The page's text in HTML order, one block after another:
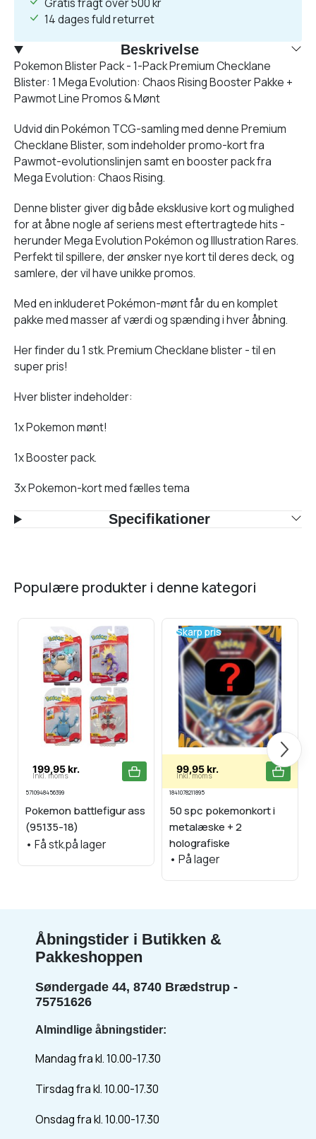
14 dages fuld returret
Beskrivelse
Pokemon Blister Pack - 1-Pack Premium Checklane
Blister: 1 Mega Evolution: Chaos Rising Booster Pakke +
Pawmot Line Promos & Mønt
Udvid din Pokémon TCG-samling med denne Premium
Checklane Blister, som indeholder promo-kort fra
Pawmot-evolutionslinjen samt en booster pack fra
Mega Evolution: Chaos Rising.
Denne blister giver dig både eksklusive kort og mulighed
for at åbne nogle af seriens mest eftertragtede hits -
herunder Mega Evolution Pokémon og Illustration Rares.
Perfekt til spillere, der ønsker nye kort til deres deck, og
samlere, der vil have unikke promos.
Med en inkluderet Pokémon-mønt får du en komplet
pakke med masser af værdi og spænding i hver åbning.
Her finder du 1 stk. Premium Checklane blister - til en
super pris!
Hver blister indeholder:
1x Pokemon mønt!
1x Booster pack.
3x Pokemon-kort med fælles tema
Specifikationer
populære produkter i denne kategori
Næste
199,95 kr.
Inkl. moms
5710948456399
Pokemon battlefigur ass
(95135-18)
• Få stk.på lager
Skarp pris
99,95 kr.
Inkl. moms
1841078211895
50 spc pokemonkort i
metalæske + 2
holografiske
• På lager
Åbningstider i Butikken &
Pakkeshoppen
Søndergade 44, 8740 Brædstrup -
75751626
Almindlige åbningstider:
Mandag fra kl. 10.00-17.30
Tirsdag fra kl. 10.00-17.30
Onsdag fra kl. 10.00-17.30